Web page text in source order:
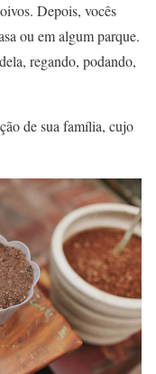
Depois, vocês
ou em algum parque.
regando, podando,
de sua família, cujo